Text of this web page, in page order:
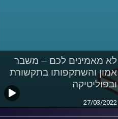
לא מאמינים לכם – משבר
אמון והשתקפותו בתקשורת
ובפוליטיקה
27/03/2022